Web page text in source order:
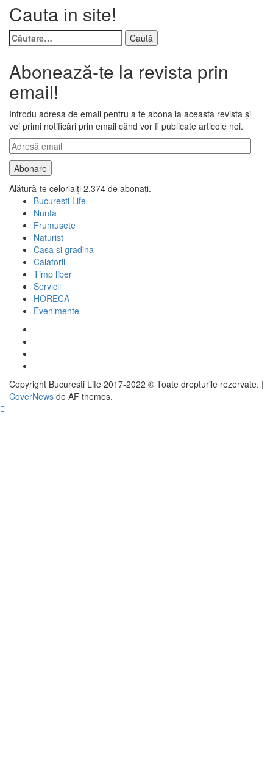
Cauta in site!
Caută
după:
Abonează-te la revista prin
email!
Introdu adresa de email pentru a te abona la aceasta revista și
vei primi notificări prin email când vor fi publicate articole noi.
Adresă
email
Abonare
Alătură-te celorlalți 2.374 de abonați.
Bucuresti Life
Nunta
Frumusete
Naturist
Casa si gradina
Calatorii
Timp liber
Servicii
HORECA
Evenimente
Copyright Bucuresti Life 2017-2022 © Toate drepturile rezervate. |
CoverNews de AF themes.